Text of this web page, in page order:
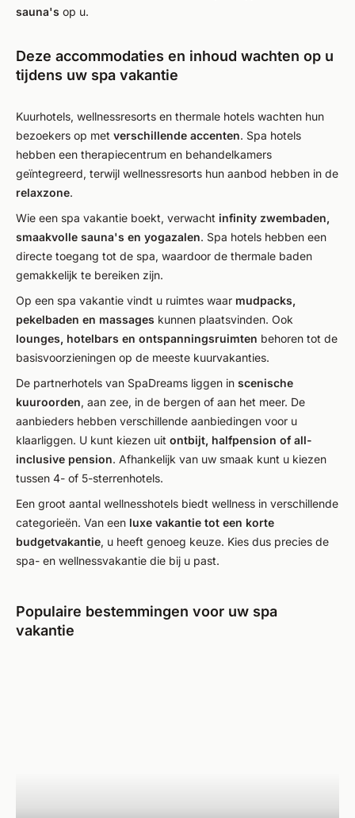
sauna's op u.
Deze accommodaties en inhoud wachten op u
tijdens uw spa vakantie
Kuurhotels, wellnessresorts en thermale hotels wachten hun
bezoekers op met verschillende accenten. Spa hotels
hebben een therapiecentrum en behandelkamers
geïntegreerd, terwijl wellnessresorts hun aanbod hebben in de
relaxzone.
Wie een spa vakantie boekt, verwacht infinity zwembaden,
smaakvolle sauna's en yogazalen. Spa hotels hebben een
directe toegang tot de spa, waardoor de thermale baden
gemakkelijk te bereiken zijn.
Op een spa vakantie vindt u ruimtes waar mudpacks,
pekelbaden en massages kunnen plaatsvinden. Ook
lounges, hotelbars en ontspanningsruimten behoren tot de
basisvoorzieningen op de meeste kuurvakanties.
De partnerhotels van SpaDreams liggen in scenische
kuuroorden, aan zee, in de bergen of aan het meer. De
aanbieders hebben verschillende aanbiedingen voor u
klaarliggen. U kunt kiezen uit ontbijt, halfpension of all-
inclusive pension. Afhankelijk van uw smaak kunt u kiezen
tussen 4- of 5-sterrenhotels.
Een groot aantal wellnesshotels biedt wellness in verschillende
categorieën. Van een luxe vakantie tot een korte
budgetvakantie, u heeft genoeg keuze. Kies dus precies de
spa- en wellnessvakantie die bij u past.
Populaire bestemmingen voor uw spa
vakantie